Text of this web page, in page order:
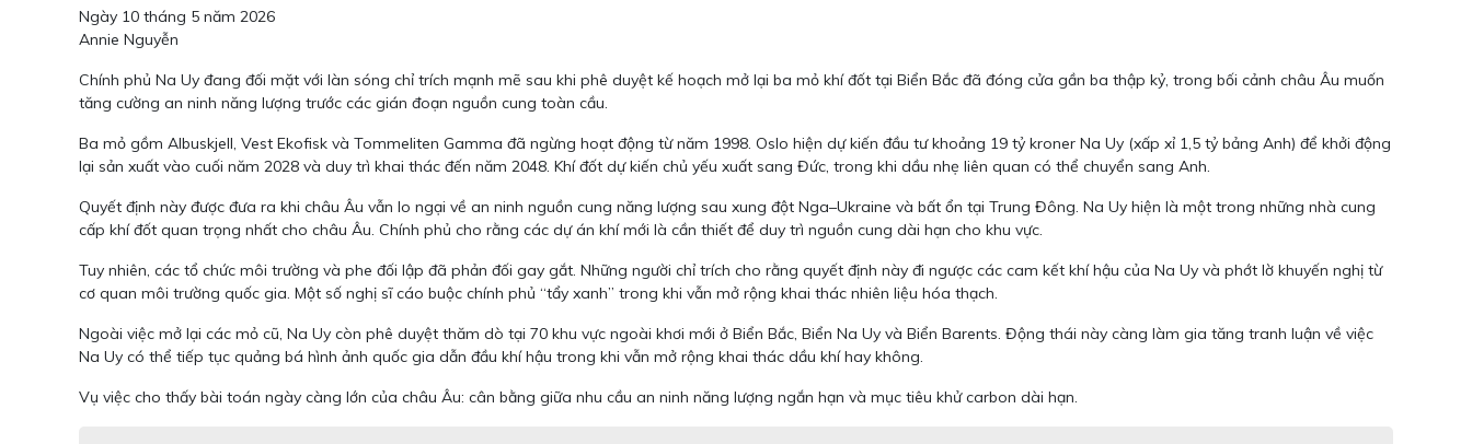
Ngày 10 tháng 5 năm 2026
Annie Nguyễn
Chính phủ Na Uy đang đối mặt với làn sóng chỉ trích mạnh mẽ sau khi phê duyệt kế hoạch mở lại ba mỏ khí đốt tại Biển Bắc đã đóng cửa gần ba thập kỷ, trong bối cảnh châu Âu muốn
tăng cường an ninh năng lượng trước các gián đoạn nguồn cung toàn cầu.
Ba mỏ gồm Albuskjell, Vest Ekofisk và Tommeliten Gamma đã ngừng hoạt động từ năm 1998. Oslo hiện dự kiến đầu tư khoảng 19 tỷ kroner Na Uy (xấp xỉ 1,5 tỷ bảng Anh) để khởi động
lại sản xuất vào cuối năm 2028 và duy trì khai thác đến năm 2048. Khí đốt dự kiến chủ yếu xuất sang Đức, trong khi dầu nhẹ liên quan có thể chuyển sang Anh.
Quyết định này được đưa ra khi châu Âu vẫn lo ngại về an ninh nguồn cung năng lượng sau xung đột Nga–Ukraine và bất ổn tại Trung Đông. Na Uy hiện là một trong những nhà cung
cấp khí đốt quan trọng nhất cho châu Âu. Chính phủ cho rằng các dự án khí mới là cần thiết để duy trì nguồn cung dài hạn cho khu vực.
Tuy nhiên, các tổ chức môi trường và phe đối lập đã phản đối gay gắt. Những người chỉ trích cho rằng quyết định này đi ngược các cam kết khí hậu của Na Uy và phớt lờ khuyến nghị từ
cơ quan môi trường quốc gia. Một số nghị sĩ cáo buộc chính phủ “tẩy xanh” trong khi vẫn mở rộng khai thác nhiên liệu hóa thạch.
Ngoài việc mở lại các mỏ cũ, Na Uy còn phê duyệt thăm dò tại 70 khu vực ngoài khơi mới ở Biển Bắc, Biển Na Uy và Biển Barents. Động thái này càng làm gia tăng tranh luận về việc
Na Uy có thể tiếp tục quảng bá hình ảnh quốc gia dẫn đầu khí hậu trong khi vẫn mở rộng khai thác dầu khí hay không.
Vụ việc cho thấy bài toán ngày càng lớn của châu Âu: cân bằng giữa nhu cầu an ninh năng lượng ngắn hạn và mục tiêu khử carbon dài hạn.